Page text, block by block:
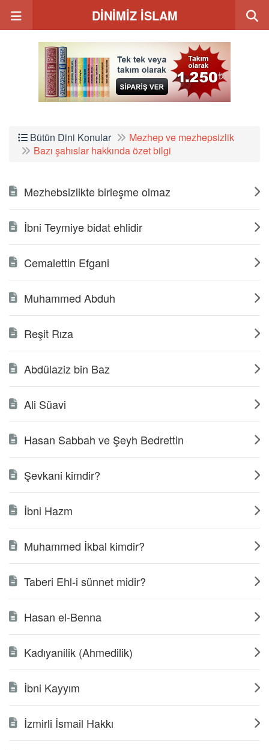
DİNİMİZ İSLAM
Bütün Dini Konular
Mezhep ve mezhepsizlik
Bazı şahıslar hakkında özet bilgi
Mezhebsizlikte birleşme olmaz
İbni Teymiye bidat ehlidir
Cemalettin Efgani
Muhammed Abduh
Reşit Rıza
Abdülaziz bin Baz
Ali Süavi
Hasan Sabbah ve Şeyh Bedrettin
Şevkani kimdir?
İbni Hazm
Muhammed İkbal kimdir?
Taberi Ehl-i sünnet midir?
Hasan el-Benna
Kadıyanilik (Ahmedilik)
İbni Kayyım
İzmirli İsmail Hakkı